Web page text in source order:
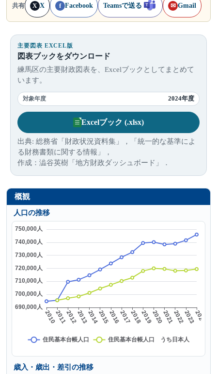
共有 X X f Facebook Teamsで送る ✉ Gmail
主要図表 EXCEL版
図表ブックをダウンロード
練馬区の主要財政図表を、Excelブックとしてまとめて
います。
対象年度 2024年度
Excelブック (.xlsx)
出典: 総務省「財政状況資料集」，「統一的な基準によ
る財務書類に関する情報」，
作成：澁谷英樹「地方財政ダッシュボード」．
概観
人口の推移
歳入・歳出・差引の推移